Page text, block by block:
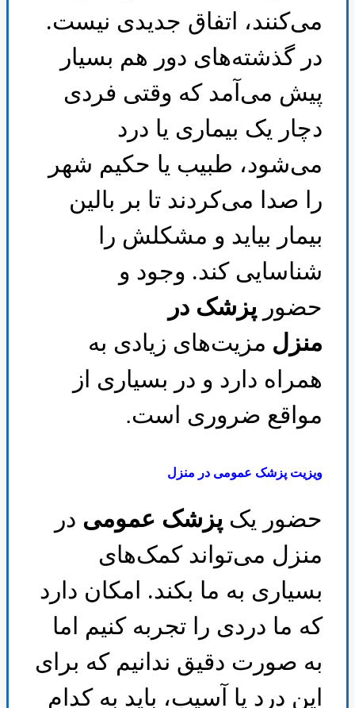
می‌کنند، اتفاق جدیدی نیست.
در گذشته‌های دور هم بسیار
پیش می‌آمد که وقتی فردی
دچار یک بیماری یا درد
می‌شود، طبیب یا حکیم شهر
را صدا می‌کردند تا بر بالین
بیمار بیاید و مشکلش را
شناسایی کند. وجود و
حضور پزشک در
منزل مزیت‌های زیادی به
همراه دارد و در بسیاری از
مواقع ضروری است.
ویزیت پزشک عمومی در منزل
حضور یک پزشک عمومی در
منزل می‌تواند کمک‌های
بسیاری به ما بکند. امکان دارد
که ما دردی را تجربه کنیم اما
به صورت دقیق ندانیم که برای
این درد یا آسیب، باید به کدام